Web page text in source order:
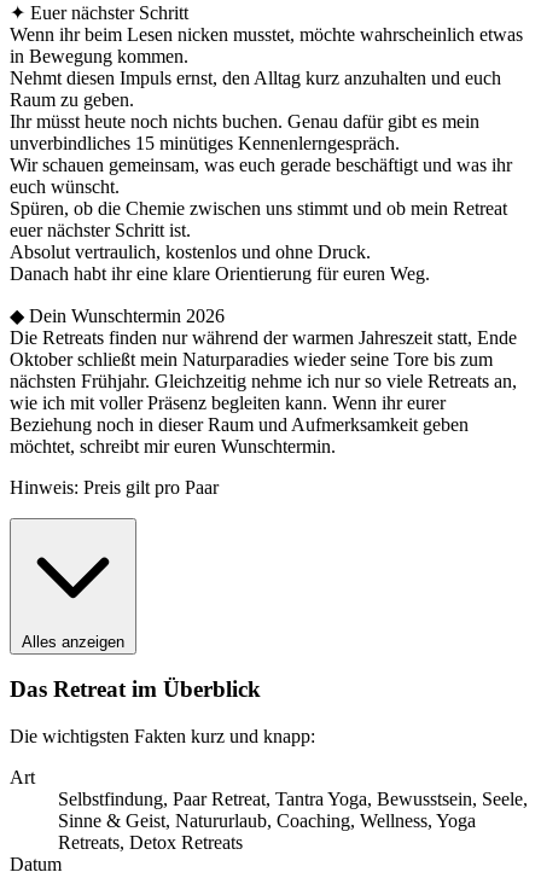
✦ Euer nächster Schritt
Wenn ihr beim Lesen nicken musstet, möchte wahrscheinlich etwas
in Bewegung kommen.
Nehmt diesen Impuls ernst, den Alltag kurz anzuhalten und euch
Raum zu geben.
Ihr müsst heute noch nichts buchen. Genau dafür gibt es mein
unverbindliches 15 minütiges Kennenlerngespräch.
Wir schauen gemeinsam, was euch gerade beschäftigt und was ihr
euch wünscht.
Spüren, ob die Chemie zwischen uns stimmt und ob mein Retreat
euer nächster Schritt ist.
Absolut vertraulich, kostenlos und ohne Druck.
Danach habt ihr eine klare Orientierung für euren Weg.
◆ Dein Wunschtermin 2026
Die Retreats finden nur während der warmen Jahreszeit statt, Ende
Oktober schließt mein Naturparadies wieder seine Tore bis zum
nächsten Frühjahr. Gleichzeitig nehme ich nur so viele Retreats an,
wie ich mit voller Präsenz begleiten kann. Wenn ihr eurer
Beziehung noch in dieser Raum und Aufmerksamkeit geben
möchtet, schreibt mir euren Wunschtermin.
Hinweis: Preis gilt pro Paar
Alles anzeigen
Das Retreat im Überblick
Die wichtigsten Fakten kurz und knapp:
Art
Selbstfindung, Paar Retreat, Tantra Yoga, Bewusstsein, Seele,
Sinne & Geist, Natururlaub, Coaching, Wellness, Yoga
Retreats, Detox Retreats
Datum